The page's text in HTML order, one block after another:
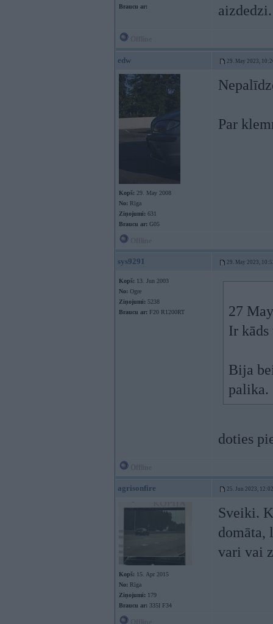
Braucu ar:
edw 29. May 2023,
Kopš: 29. May 2008
No: Rīga
Ziņojumi: 631
Braucu ar: G05
Par
sys9291 29. May 2023,
Kopš: 13. Jun 2003
No: Ogre
Ziņojumi: 5238
Braucu ar: F20 R1200RT
27
Ir kāds
Bija
palika.
doties
agrisonfire 25. Jun 2023, 12:02
Kopš: 15. Apr 2015
No: Rīga
Ziņojumi: 179
Braucu ar: 335I F34
Sveiki.
domāta,
vari vai